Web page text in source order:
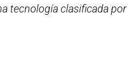
tecnología clasificada por